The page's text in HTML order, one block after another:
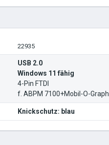
22935
USB 2.0
Windows 11 fähig
4-Pin FTDI
f. ABPM 7100+Mobil-O-Graph
Knickschutz: blau